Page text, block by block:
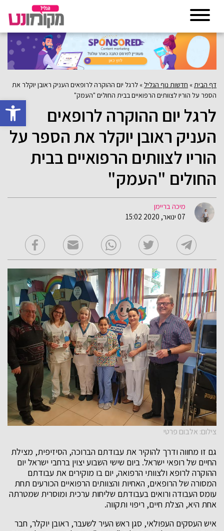
פתח
דף הבית » חדשות נוף הגליל » לרגל יום ההוקרה לרופאים העניק ראובן יוקלר את
הספר על הוריו לצוותים הרפואיים בבית החולים "העמק"
לרגל יום ההוקרה לרופאים
העניק ראובן יוקלר את הספר על
הוריו לצוותים הרפואיים בבית
החולים "העמק"
מיכה בריימן
07 ינואר, 2020 15:02
צילום: אלבום פרטי
גם זו מחווה ודרך להוקיר את עבודתם הברוכה, הסיזיפית, מצילת
החיים של רופאי ישראל. ביום שישי השבוע יצוין ברחבי ישראל יום
ההוקרה לרופא ולצוותי הרפואה, יום בו מוקירים את עבודתם
המסורה של הרופאים, האחיות והצוותים הרפואיים הכורעים תחת
עומס העבודה ורואים בעבודתם שליחות ערכית ומוסרית שמטרתה
אחת היא, הצלת חיים, ריפוי ותקווה.
איש העסקים העפולאי, סגן ראש העיר לשעבר, ראובן יוקלר, חבר